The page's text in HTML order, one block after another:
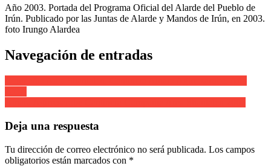
Año 2003. Portada del Programa Oficial del Alarde del Pueblo de
Irún. Publicado por las Juntas de Alarde y Mandos de Irún, en 2003.
foto Irungo Alardea
Navegación de entradas
Deja una respuesta
Tu dirección de correo electrónico no será publicada. Los campos
obligatorios están marcados con *